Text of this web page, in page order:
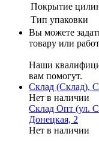
Покрытие
Тип упаковки
Вы можете
товару или
Наши
вам помогут.
Склад (Склад),
Нет в наличии
Склад Опт (ул.
Донецкая, 2
Нет в наличии